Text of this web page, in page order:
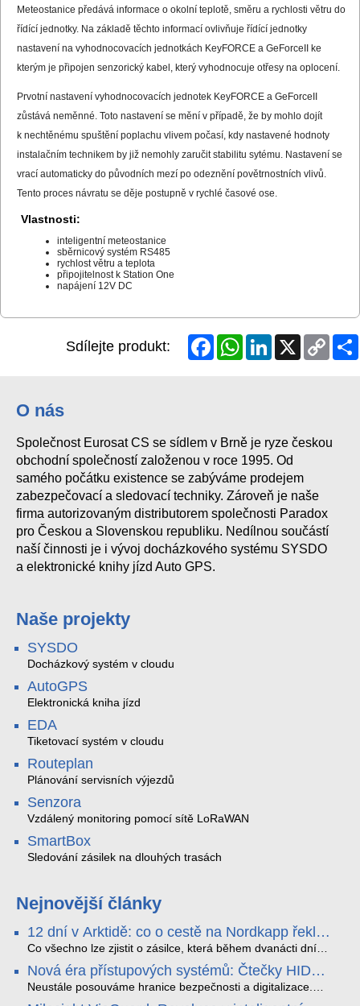
Meteostanice předává informace o okolní teplotě, směru a rychlosti větru do
řídící jednotky. Na základě těchto informací ovlivňuje řídící jednotky
nastavení na vyhodnocovacích jednotkách KeyFORCE a GeForceII ke
kterým je připojen senzorický kabel, který vyhodnocuje otřesy na oplocení.
Prvotní nastavení vyhodnocovacích jednotek KeyFORCE a GeForceII
zůstává neměnné. Toto nastavení se mění v případě, že by mohlo dojít
k nechtěnému spuštění poplachu vlivem počasí, kdy nastavené hodnoty
instalačním technikem by již nemohly zaručit stabilitu sytému. Nastavení se
vrací automaticky do původních mezí po odeznění povětrnostních vlivů.
Tento proces návratu se děje postupně v rychlé časové ose.
Vlastnosti:
inteligentní meteostanice
sběrnicový systém RS485
rychlost větru a teplota
připojitelnost k Station One
napájení 12V DC
Sdílejte produkt: FacebookWhatsAppLinkedInX
Copy
Link
O nás
Společnost Eurosat CS se sídlem v Brně je ryze českou
obchodní společností založenou v roce 1995. Od
samého počátku existence se zabýváme prodejem
zabezpečovací a sledovací techniky. Zároveň je naše
firma autorizovaným distributorem společnosti Paradox
pro Českou a Slovenskou republiku. Nedílnou součástí
naší činnosti je i vývoj docházkového systému SYSDO
a elektronické knihy jízd Auto GPS.
Naše projekty
SYSDO
Docházkový systém v cloudu
AutoGPS
Elektronická kniha jízd
EDA
Tiketovací systém v cloudu
Routeplan
Plánování servisních výjezdů
Senzora
Vzdálený monitoring pomocí sítě LoRaWAN
SmartBox
Sledování zásilek na dlouhých trasách
Nejnovější články
12 dní v Arktidě: co o cestě na Nordkapp řekla
data ze SMARTBOX 2 MAX
Co všechno lze zjistit o zásilce, která během dvanácti dní
projede Arktidou? SMARTBOX 2 MAX jsme vzali na trasu z
Tromsø přes Lofoty, Kirunu a finské Laponsko až na
Nordkapp. Bez jediného dobití, v mrazu až −13 °C a mimo
Nová éra přístupových systémů: Čtečky HID
Signo
Neustále posouváme hranice bezpečnosti a digitalizace.